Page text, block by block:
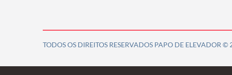
TODOS OS DIREITOS RESERVADOS PAPO DE ELEVADOR ©